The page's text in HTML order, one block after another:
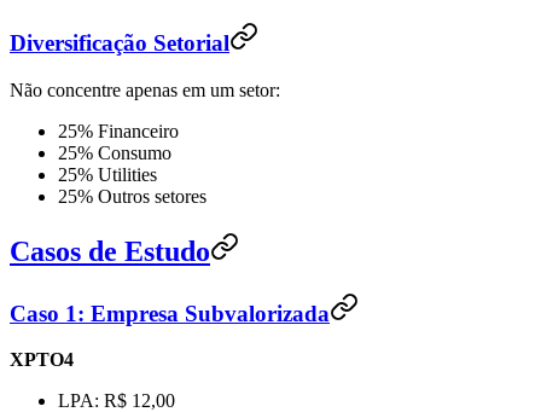
Diversificação Setorial
Não concentre apenas em um setor:
25% Financeiro
25% Consumo
25% Utilities
25% Outros setores
Casos de Estudo
Caso 1: Empresa Subvalorizada
XPTO4
LPA: R$ 12,00